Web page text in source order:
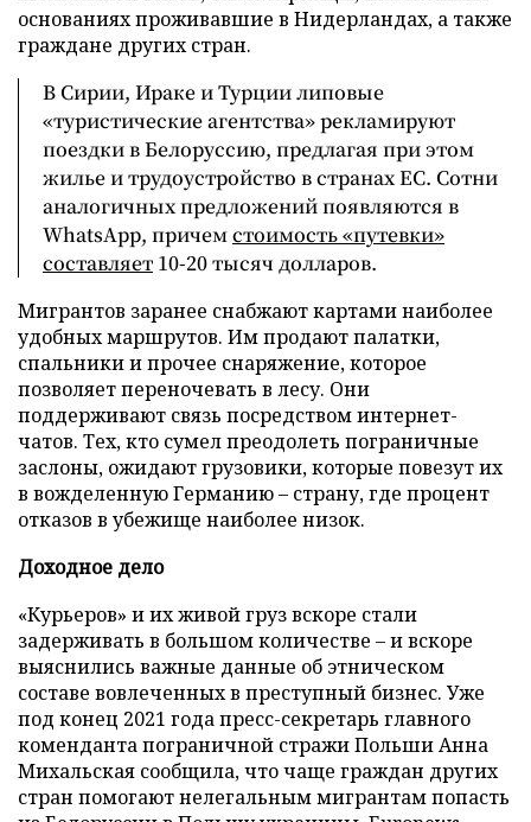
основаниях проживавшие в Нидерландах, а также
граждане других стран.
В Сирии, Ираке и Турции липовые
«туристические агентства» рекламируют
поездки в Белоруссию, предлагая при этом
жилье и трудоустройство в странах ЕС. Сотни
аналогичных предложений появляются в
WhatsApp, причемстоимость «путевки»
составляет 10-20 тысяч долларов.
Мигрантов заранее снабжают картами наиболее
удобных маршрутов. Им продают палатки,
спальники и прочее снаряжение, которое
позволяет переночевать в лесу. Они
поддерживают связь посредством интернет-
чатов. Тех, кто сумел преодолеть пограничные
заслоны, ожидают грузовики, которые повезут их
в вожделенную Германию – страну, где процент
отказов в убежище наиболее низок.
Доходное дело
«Курьеров» и их живой груз вскоре стали
задерживать в большом количестве – и вскоре
выяснились важные данные об этническом
составе вовлеченных в преступный бизнес. Уже
под конец 2021 года пресс-секретарь главного
коменданта пограничной стражи Польши Анна
Михальская сообщила, что чаще граждан других
стран помогают нелегальным мигрантам попасть